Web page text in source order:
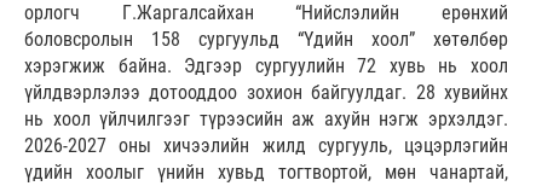
орлогч Г.Жаргалсайхан “Нийслэлийн ерөнхий
боловсролын 158 сургуульд “Үдийн хоол” хөтөлбөр
хэрэгжиж байна. Эдгээр сургуулийн 72 хувь нь хоол
үйлдвэрлэлээ дотооддоо зохион байгуулдаг. 28 хувийнх
нь хоол үйлчилгээг түрээсийн аж ахуйн нэгж эрхэлдэг.
2026-2027 оны хичээлийн жилд сургууль, цэцэрлэгийн
үдийн хоолыг үнийн хувьд тогтвортой, мөн чанартай,